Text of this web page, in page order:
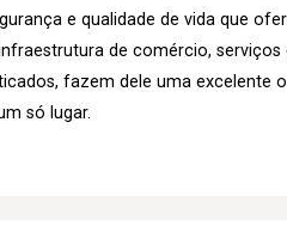
e qualidade de vida que
de comércio, serviços
fazem dele uma excelente
só lugar.